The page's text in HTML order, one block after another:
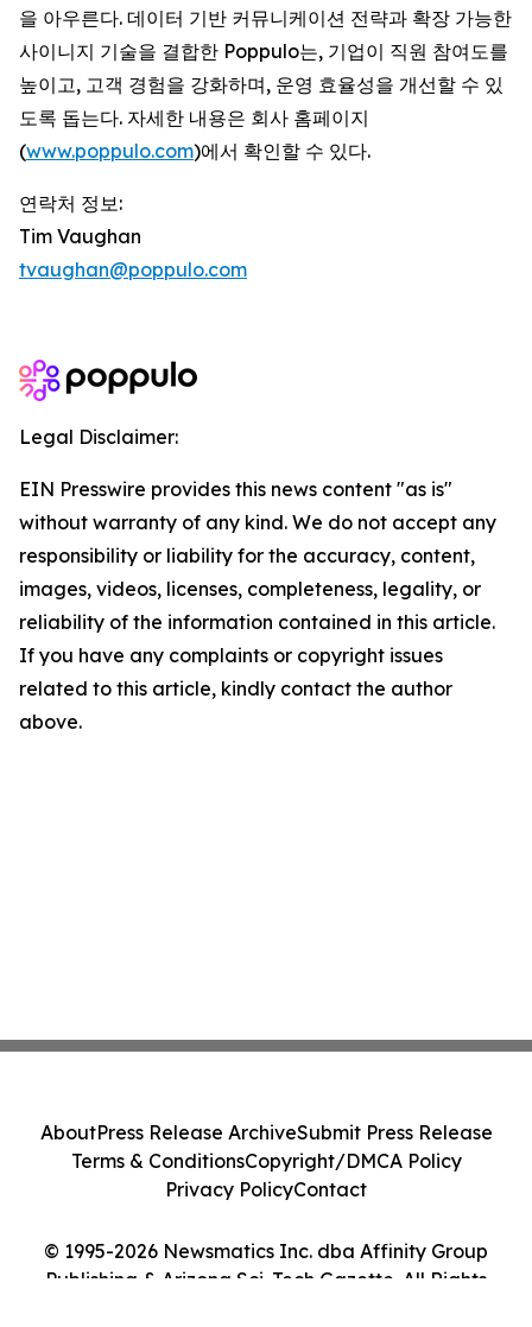
을 아우른다. 데이터 기반 커뮤니케이션 전략과 확장 가능한
사이니지 기술을 결합한 Poppulo는, 기업이 직원 참여도를
높이고, 고객 경험을 강화하며, 운영 효율성을 개선할 수 있
도록 돕는다. 자세한 내용은 회사 홈페이지
(www.poppulo.com)에서 확인할 수 있다.
연락처 정보:
Tim Vaughan
tvaughan@poppulo.com
Legal Disclaimer:
EIN Presswire provides this news content "as is"
without warranty of any kind. We do not accept any
responsibility or liability for the accuracy, content,
images, videos, licenses, completeness, legality, or
reliability of the information contained in this article.
If you have any complaints or copyright issues
related to this article, kindly contact the author
above.
© 1995-2026 Newsmatics Inc. dba Affinity Group
Publishing & Arizona Sci-Tech Gazette. All Rights
AboutPress Release ArchiveSubmit Press Release
Terms & ConditionsCopyright/DMCA Policy
Privacy PolicyContact